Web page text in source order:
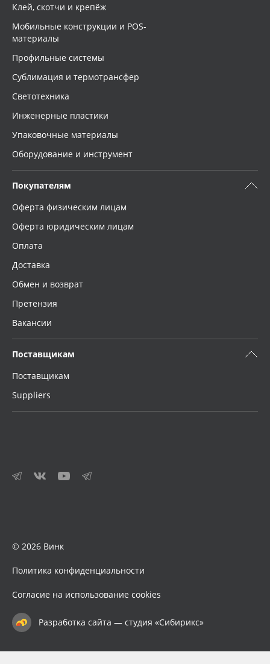
Клей, скотчи и крепёж
Мобильные конструкции и POS-
материалы
Профильные системы
Сублимация и термотрансфер
Светотехника
Инженерные пластики
Упаковочные материалы
Оборудование и инструмент
Покупателям
Оферта физическим лицам
Оферта юридическим лицам
Оплата
Доставка
Обмен и возврат
Претензия
Вакансии
Поставщикам
Поставщикам
Suppliers
© 2026 Винк
Политика конфиденциальности
Согласие на использование cookies
Разработка сайта — студия «Сибирикс»